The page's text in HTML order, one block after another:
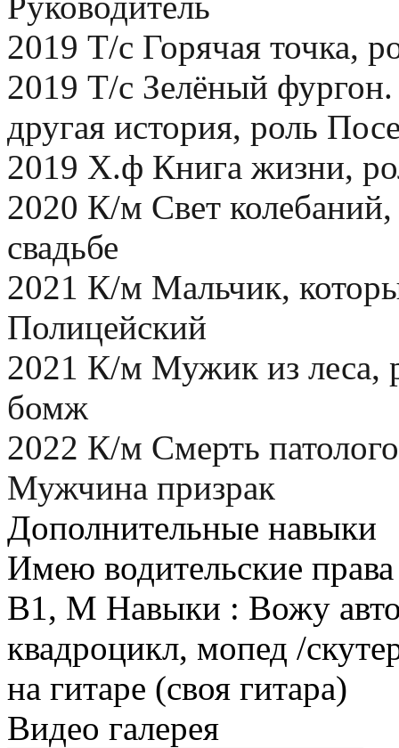
2019 Т/с Горячая точка,
2019 Т/с Зелёный
другая история, роль
2019 Х.ф Книга жизни,
2020 К/м Свет колебаний,
свадьбе
2021 К/м Мальчик,
Полицейский
2021 К/м Мужик из леса,
бомж
2022 К/м Смерть
Мужчина призрак
Дополнительные навыки
Имею водительские
В1, М Навыки : Вожу
квадроцикл, мопед /
на гитаре (своя гитара)
Видео галерея